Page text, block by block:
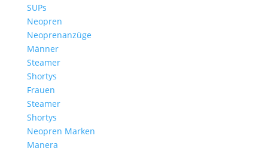
SUPs
Neopren
Neoprenanzüge
Männer
Steamer
Shortys
Frauen
Steamer
Shortys
Neopren Marken
Manera